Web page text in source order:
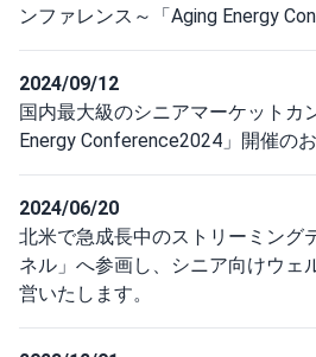
ンファレンス～「Aging Energy
2024/09/12
国内最⼤級のシニアマーケットカ
Energy Conference2024」開催の
2024/06/20
北米で急成長中のストリーミング
ネル」へ参画し、シニア向けウェ
営いたします。